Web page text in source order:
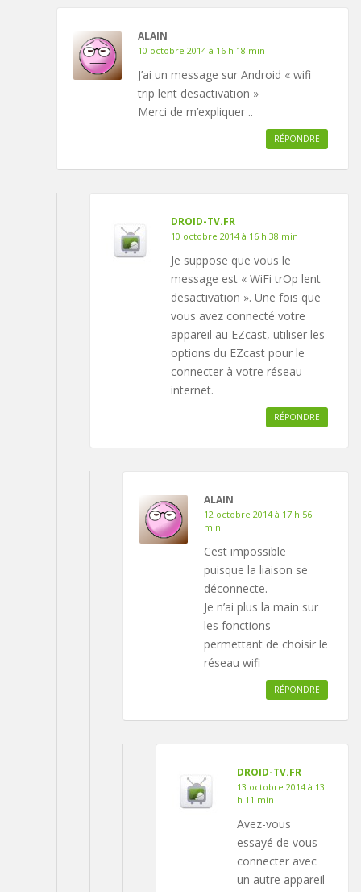
ALAIN
10 octobre 2014 à 16 h 18 min
J’ai un message sur Android « wifi
trip lent desactivation »
Merci de m’expliquer ..
RÉPONDRE
DROID-TV.FR
10 octobre 2014 à 16 h 38 min
Je suppose que vous le
message est « WiFi trOp lent
desactivation ». Une fois que
vous avez connecté votre
appareil au EZcast, utiliser les
options du EZcast pour le
connecter à votre réseau
internet.
RÉPONDRE
ALAIN
12 octobre 2014 à 17 h 56
min
Cest impossible
puisque la liaison se
déconnecte.
Je n’ai plus la main sur
les fonctions
permettant de choisir le
réseau wifi
RÉPONDRE
DROID-TV.FR
13 octobre 2014 à 13
h 11 min
Avez-vous
essayé de vous
connecter avec
un autre appareil